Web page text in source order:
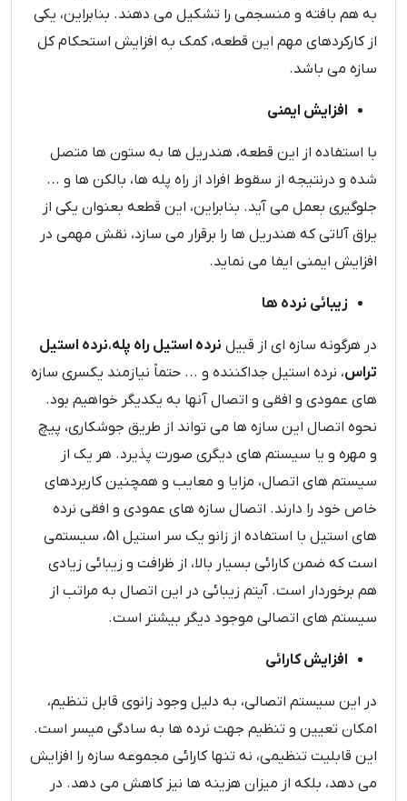
به هم بافته و منسجمی را تشکیل می دهند. بنابراین، یکی
از کارکردهای مهم این قطعه، کمک به افزایش استحکام کل
سازه می باشد.
افزایش ایمنی
با استفاده از این قطعه، هندریل ها به ستون ها متصل
شده و درنتیجه از سقوط افراد از راه پله ها، بالکن ها و ...
جلوگیری بعمل می آید. بنابراین، این قطعه بعنوان یکی از
یراق آلاتی که هندریل ها را برقرار می سازد، نقش مهمی در
افزایش ایمنی ایفا می نماید.
زیبائی نرده ها
در هرگونه سازه ای از قبیل نرده استیل راه پله،نرده استیل
تراس، نرده استیل جداکننده و ... حتماً نیازمند یکسری سازه
های عمودی و افقی و اتصال آنها به یکدیگر خواهیم بود.
نحوه اتصال این سازه ها می تواند از طریق جوشکاری، پیچ
و مهره و یا سیستم های دیگری صورت پذیرد. هر یک از
سیستم های اتصال، مزایا و معایب و همچنین کاربردهای
خاص خود را دارند. اتصال سازه های عمودی و افقی نرده
های استیل با استفاده از زانو یک سر استیل 51، سیستمی
است که ضمن کارائی بسیار بالا، از ظرافت و زیبائی زیادی
هم برخوردار است. آیتم زیبائی در این اتصال به مراتب از
سیستم های اتصالی موجود دیگر بیشتر است.
افزایش کارائی
در این سیستم اتصالی، به دلیل وجود زانوی قابل تنظیم،
امکان تعیین و تنظیم جهت نرده ها به سادگی میسر است.
این قابلیت تنظیمی، نه تنها کارائی مجموعه سازه را افزایش
می دهد، بلکه از میزان هزینه ها نیز کاهش می دهد. در